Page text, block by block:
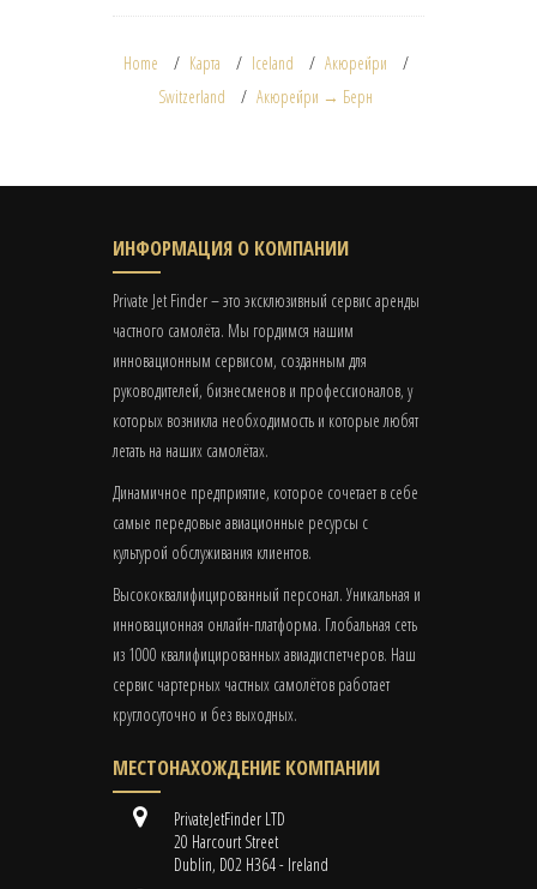
Home Карта Iceland
Акюрейри
Switzerland
Акюрейри → Берн
ИНФОРМАЦИЯ О КОМПАНИИ
Private Jet Finder – это эксклюзивный сервис аренды
частного самолёта. Мы гордимся нашим
инновационным сервисом, созданным для
руководителей, бизнесменов и профессионалов, у
которых возникла необходимость и которые любят
летать на наших самолётах.
Динамичное предприятие, которое сочетает в себе
самые передовые авиационные ресурсы с
культурой обслуживания клиентов.
Высококвалифицированный персонал. Уникальная и
инновационная онлайн-платформа. Глобальная сеть
из 1000 квалифицированных авиадиспетчеров. Наш
сервис чартерных частных самолётов работает
круглосуточно и без выходных.
МЕСТОНАХОЖДЕНИЕ КОМПАНИИ
PrivateJetFinder LTD
20 Harcourt Street
Dublin, D02 H364 - Ireland